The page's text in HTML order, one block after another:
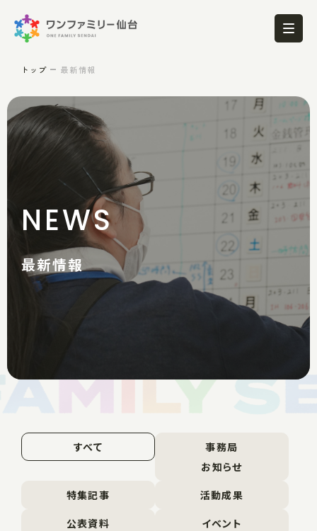
トップ 最新情報
NEWS
最新情報
すべて
事務局
お知らせ
特集記事
活動成果
公表資料
イベント